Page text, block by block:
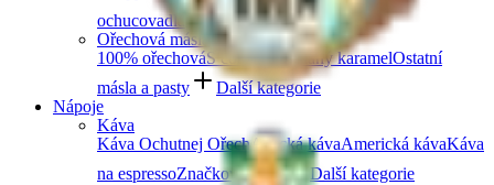
ochucovadla
Další kategorie
Ořechová másla
100% ořechováS čokoládouSlaný karamelOstatní
másla a pasty
Další kategorie
Nápoje
Káva
Káva Ochutnej OřechAfrická kávaAmerická kávaKáva
na espressoZnačková káva
Další kategorie